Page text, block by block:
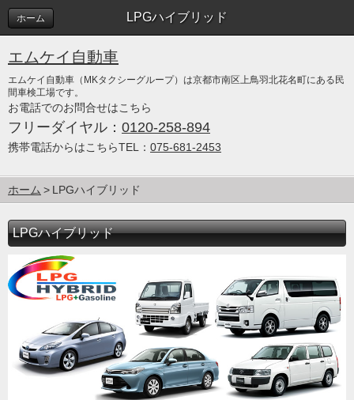
LPGハイブリッド
ホーム
エムケイ自動車
エムケイ自動車（MKタクシーグループ）は京都市南区上鳥羽北花名町にある民
間車検工場です。
お電話でのお問合せはこちら
フリーダイヤル： 0120-258-894
携帯電話からはこちらTEL： 075-681-2453
ホーム LPGハイブリッド
LPGハイブリッド